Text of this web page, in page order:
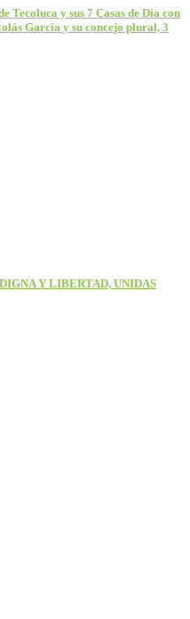
Tecoluca y sus 7 Casas de Día con
García y su concejo plural, 3
Y LIBERTAD, UNIDAS